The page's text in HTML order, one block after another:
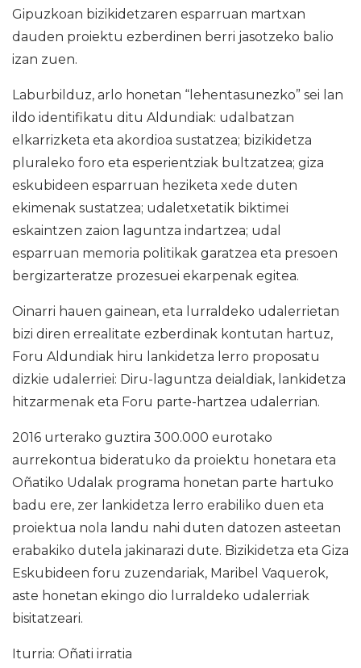
Gipuzkoan bizikidetzaren esparruan martxan
dauden proiektu ezberdinen berri jasotzeko balio
izan zuen.
Laburbilduz, arlo honetan “lehentasunezko” sei lan
ildo identifikatu ditu Aldundiak: udalbatzan
elkarrizketa eta akordioa sustatzea; bizikidetza
pluraleko foro eta esperientziak bultzatzea; giza
eskubideen esparruan heziketa xede duten
ekimenak sustatzea; udaletxetatik biktimei
eskaintzen zaion laguntza indartzea; udal
esparruan memoria politikak garatzea eta presoen
bergizarteratze prozesuei ekarpenak egitea.
Oinarri hauen gainean, eta lurraldeko udalerrietan
bizi diren errealitate ezberdinak kontutan hartuz,
Foru Aldundiak hiru lankidetza lerro proposatu
dizkie udalerriei: Diru-laguntza deialdiak, lankidetza
hitzarmenak eta Foru parte-hartzea udalerrian.
2016 urterako guztira 300.000 eurotako
aurrekontua bideratuko da proiektu honetara eta
Oñatiko Udalak programa honetan parte hartuko
badu ere, zer lankidetza lerro erabiliko duen eta
proiektua nola landu nahi duten datozen asteetan
erabakiko dutela jakinarazi dute. Bizikidetza eta Giza
Eskubideen foru zuzendariak, Maribel Vaquerok,
aste honetan ekingo dio lurraldeko udalerriak
bisitatzeari.
Iturria: Oñati irratia